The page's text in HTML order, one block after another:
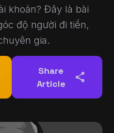
khoản? Đây là bài
độ người đi tiền,
gia.
Share
Article
share